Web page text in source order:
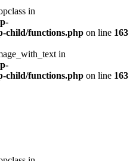
in
child/functions.php on line 163
in
child/functions.php on line 163